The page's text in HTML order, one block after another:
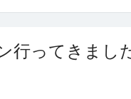
行ってきまし